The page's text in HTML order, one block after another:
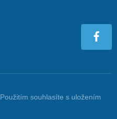
Použitím souhlasíte s uložením